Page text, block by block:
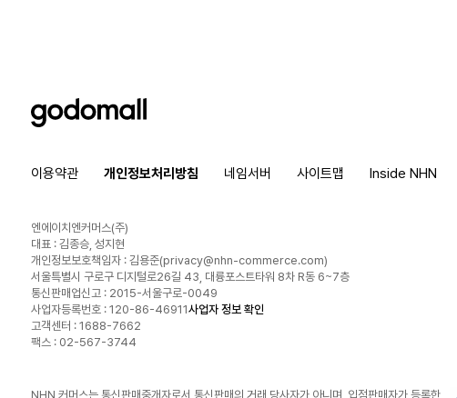
godomall
이용약관 개인정보처리방침 네임서버 사이트맵 Inside NHN
엔에이치엔커머스(주)
대표 : 김종승, 성지현
개인정보보호책임자 : 김용준(privacy@nhn-commerce.com)
서울특별시 구로구 디지털로26길 43, 대륭포스트타워 8차 R동 6~7층
통신판매업신고 : 2015-서울구로-0049
사업자등록번호 : 120-86-46911사업자 정보 확인
고객센터 : 1688-7662
팩스 : 02-567-3744
NHN 커머스는 통신판매중개자로서 통신판매의 거래 당사자가 아니며, 입점판매자가 등록한